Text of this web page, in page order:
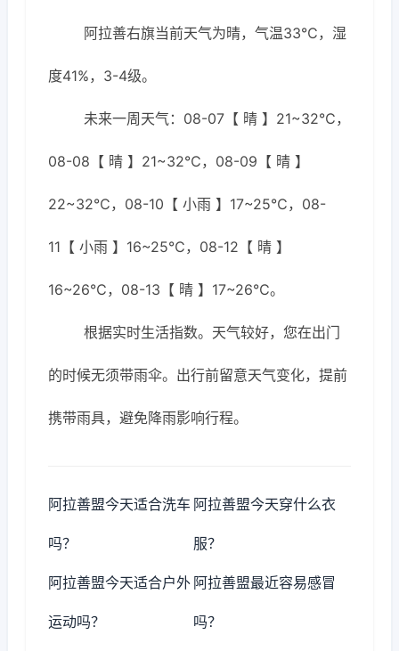
阿拉善右旗当前天气为晴，气温33℃，湿
度41%，3-4级。
未来一周天气：08-07【 晴 】21~32℃，
08-08【 晴 】21~32℃，08-09【 晴 】
22~32℃，08-10【 小雨 】17~25℃，08-
11【 小雨 】16~25℃，08-12【 晴 】
16~26℃，08-13【 晴 】17~26℃。
根据实时生活指数。天气较好，您在出门
的时候无须带雨伞。出行前留意天气变化，提前
携带雨具，避免降雨影响行程。
阿拉善盟今天适合洗车
吗？
阿拉善盟今天穿什么衣
服？
阿拉善盟今天适合户外
运动吗？
阿拉善盟最近容易感冒
吗？